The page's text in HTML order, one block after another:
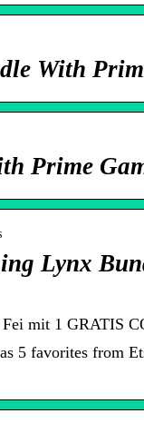
With
Prime
Lynx
mit 1 GRATIS
5 favorites from